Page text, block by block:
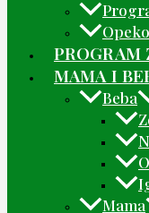
PROGRAM
MAMA I
Beba
Mama